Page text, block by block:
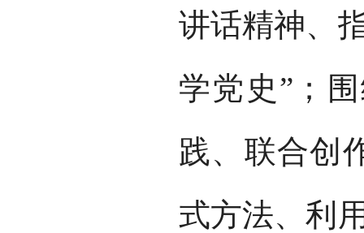
讲话精神、
学党史”；
践、联合创
式方法、利